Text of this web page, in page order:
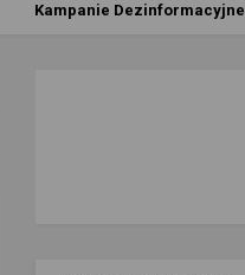
Kampanie Dezinformacyjne